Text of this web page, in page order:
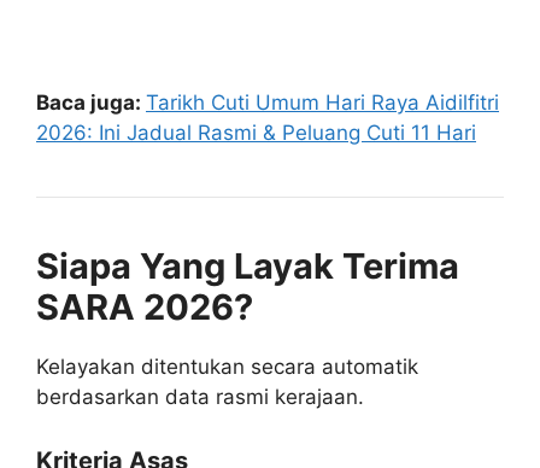
Baca juga: Tarikh Cuti Umum Hari Raya Aidilfitri
2026: Ini Jadual Rasmi & Peluang Cuti 11 Hari
Siapa Yang Layak Terima
SARA 2026?
Kelayakan ditentukan secara automatik
berdasarkan data rasmi kerajaan.
Kriteria Asas